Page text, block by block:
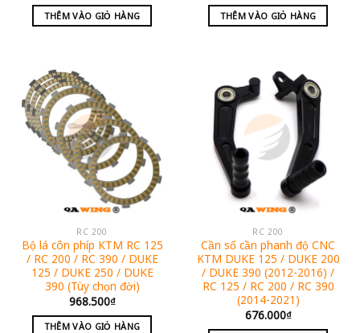
THÊM VÀO GIỎ HÀNG THÊM VÀO GIỎ HÀNG
RC 200
Bộ lá côn phíp KTM RC 125
/ RC 200 / RC 390 / DUKE
125 / DUKE 250 / DUKE
390 (Tùy chọn đời)
968.500₫
THÊM VÀO GIỎ HÀNG
RC 200
Cần số cần phanh độ CNC
KTM DUKE 125 / DUKE 200
/ DUKE 390 (2012-2016) /
RC 125 / RC 200 / RC 390
(2014-2021)
676.000₫